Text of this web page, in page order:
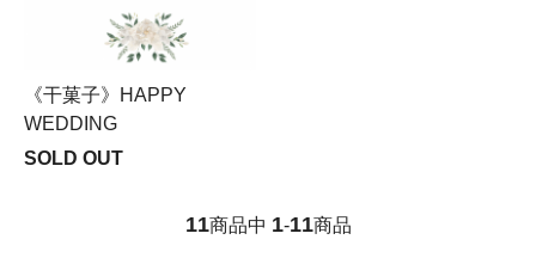
《干菓子》HAPPY
WEDDING
SOLD OUT
11商品中 1-11商品